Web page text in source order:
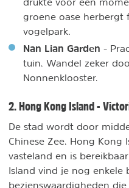
drukte voor een
groene oase herbergt
vogelpark.
Nan Lian Garden -
tuin. Wandel zeker
Nonnenklooster.
2. Hong Kong Island -
De stad wordt door
Chinese Zee. Hong
vasteland en is
Island vind je nog enkele
bezienswaardigheden